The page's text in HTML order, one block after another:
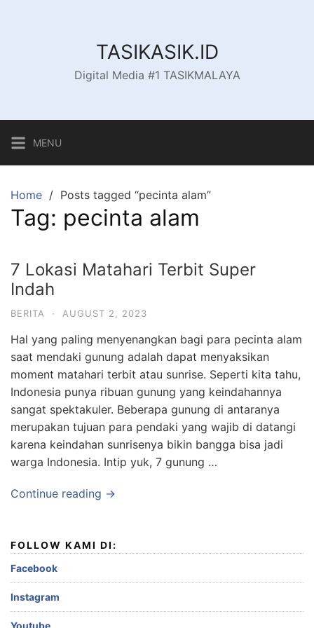
TASIKASIK.ID
Digital Media #1 TASIKMALAYA
MENU
Home Posts tagged “pecinta alam”
Tag: pecinta alam
7 Lokasi Matahari Terbit Super
Indah
BERITA · AUGUST 2, 2023
Hal yang paling menyenangkan bagi para pecinta alam
saat mendaki gunung adalah dapat menyaksikan
moment matahari terbit atau sunrise. Seperti kita tahu,
Indonesia punya ribuan gunung yang keindahannya
sangat spektakuler. Beberapa gunung di antaranya
merupakan tujuan para pendaki yang wajib di datangi
karena keindahan sunrisenya bikin bangga bisa jadi
warga Indonesia. Intip yuk, 7 gunung …
Continue reading →
FOLLOW KAMI DI:
Facebook
Instagram
Youtube